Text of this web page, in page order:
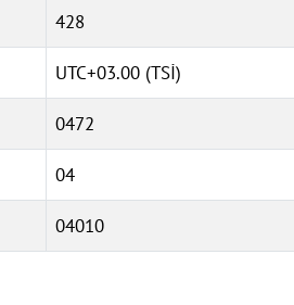
428
UTC+03.00 (TSİ)
0472
04
04010